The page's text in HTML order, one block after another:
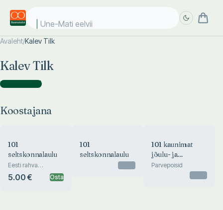
Une-Mati eelviim
Avaleht/Kalev Tilk
Kalev Tilk
Koostajana )
Koostajana
101
seltskonnalaulu
Eesti rahva
lemmikud.
Parvepoisid
5.00 € Osta
101
seltskonnalaulu
101 kaunimat
jõulu- ja
talvelaulu
tähtharmooniaga
Parvepoisid